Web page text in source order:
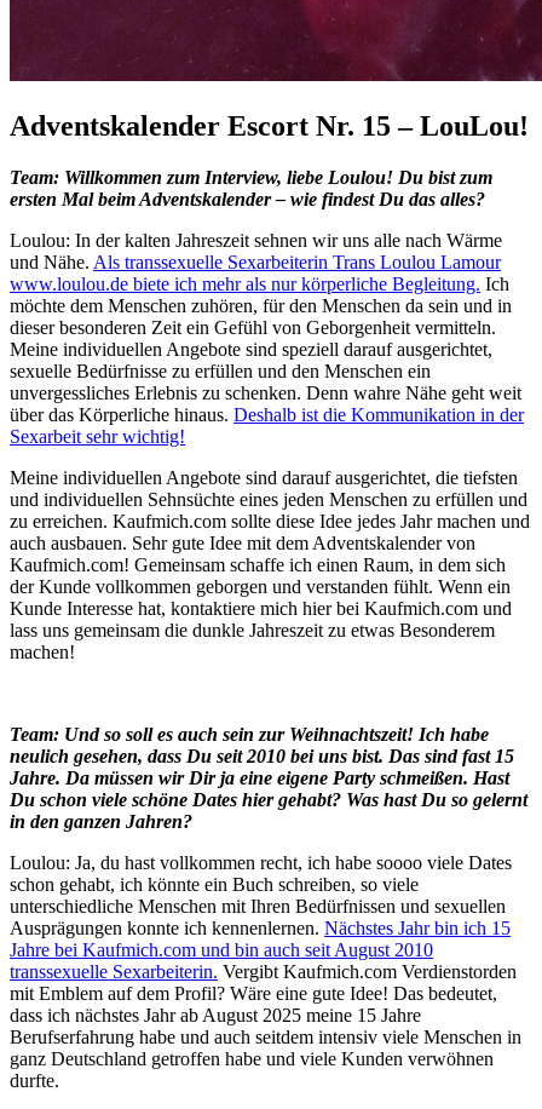
Adventskalender Escort Nr. 15 – LouLou!
Team: Willkommen zum Interview, liebe Loulou! Du bist zum
ersten Mal beim Adventskalender – wie findest Du das alles?
Loulou: In der kalten Jahreszeit sehnen wir uns alle nach Wärme
und Nähe. Als transsexuelle Sexarbeiterin Trans Loulou Lamour
www.loulou.de biete ich mehr als nur körperliche Begleitung. Ich
möchte dem Menschen zuhören, für den Menschen da sein und in
dieser besonderen Zeit ein Gefühl von Geborgenheit vermitteln.
Meine individuellen Angebote sind speziell darauf ausgerichtet,
sexuelle Bedürfnisse zu erfüllen und den Menschen ein
unvergessliches Erlebnis zu schenken. Denn wahre Nähe geht weit
über das Körperliche hinaus. Deshalb ist die Kommunikation in der
Sexarbeit sehr wichtig!
Meine individuellen Angebote sind darauf ausgerichtet, die tiefsten
und individuellen Sehnsüchte eines jeden Menschen zu erfüllen und
zu erreichen. Kaufmich.com sollte diese Idee jedes Jahr machen und
auch ausbauen. Sehr gute Idee mit dem Adventskalender von
Kaufmich.com! Gemeinsam schaffe ich einen Raum, in dem sich
der Kunde vollkommen geborgen und verstanden fühlt. Wenn ein
Kunde Interesse hat, kontaktiere mich hier bei Kaufmich.com und
lass uns gemeinsam die dunkle Jahreszeit zu etwas Besonderem
machen!
Team: Und so soll es auch sein zur Weihnachtszeit! Ich habe
neulich gesehen, dass Du seit 2010 bei uns bist. Das sind fast 15
Jahre. Da müssen wir Dir ja eine eigene Party schmeißen. Hast
Du schon viele schöne Dates hier gehabt? Was hast Du so gelernt
in den ganzen Jahren?
Loulou: Ja, du hast vollkommen recht, ich habe soooo viele Dates
schon gehabt, ich könnte ein Buch schreiben, so viele
unterschiedliche Menschen mit Ihren Bedürfnissen und sexuellen
Ausprägungen konnte ich kennenlernen. Nächstes Jahr bin ich 15
Jahre bei Kaufmich.com und bin auch seit August 2010
transsexuelle Sexarbeiterin. Vergibt Kaufmich.com Verdienstorden
mit Emblem auf dem Profil? Wäre eine gute Idee! Das bedeutet,
dass ich nächstes Jahr ab August 2025 meine 15 Jahre
Berufserfahrung habe und auch seitdem intensiv viele Menschen in
ganz Deutschland getroffen habe und viele Kunden verwöhnen
durfte.